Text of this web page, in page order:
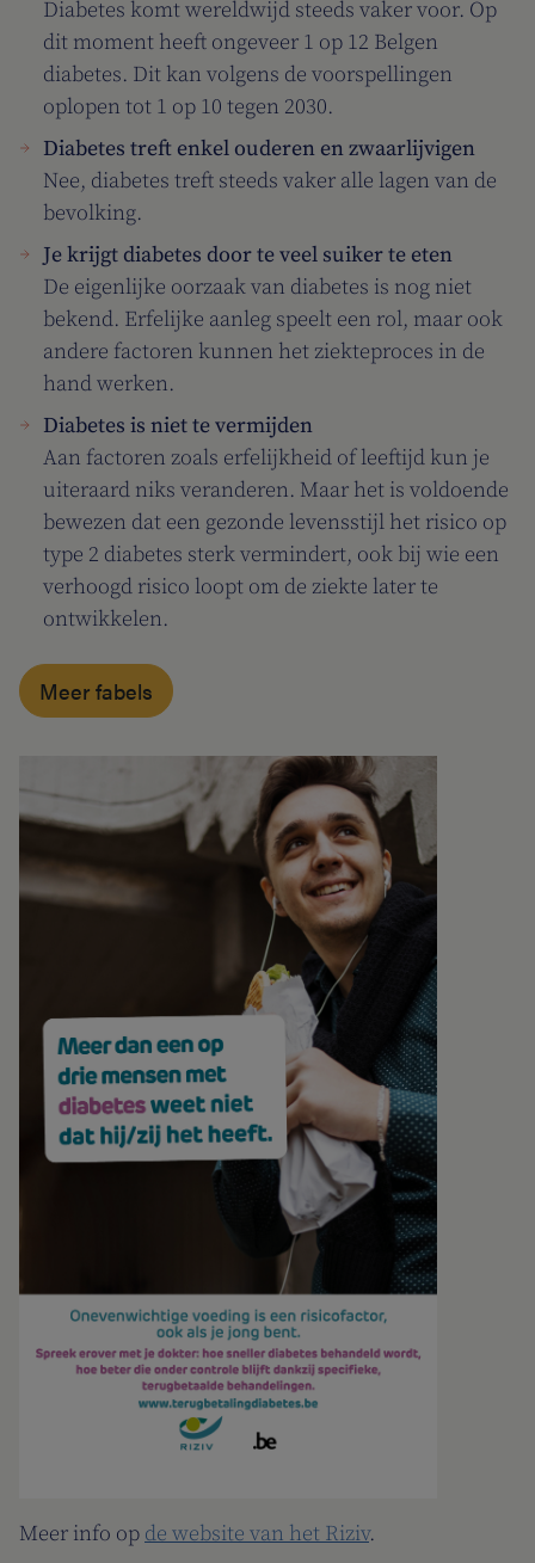
Diabetes komt wereldwijd steeds vaker voor. Op
dit moment heeft ongeveer 1 op 12 Belgen
diabetes. Dit kan volgens de voorspellingen
oplopen tot 1 op 10 tegen 2030.
Diabetes treft enkel ouderen en zwaarlijvigen
Nee, diabetes treft steeds vaker alle lagen van de
bevolking.
Je krijgt diabetes door te veel suiker te eten
De eigenlijke oorzaak van diabetes is nog niet
bekend. Erfelijke aanleg speelt een rol, maar ook
andere factoren kunnen het ziekteproces in de
hand werken.
Diabetes is niet te vermijden
Aan factoren zoals erfelijkheid of leeftijd kun je
uiteraard niks veranderen. Maar het is voldoende
bewezen dat een gezonde levensstijl het risico op
type 2 diabetes sterk vermindert, ook bij wie een
verhoogd risico loopt om de ziekte later te
ontwikkelen.
Meer fabels
Meer info op de website van het Riziv.